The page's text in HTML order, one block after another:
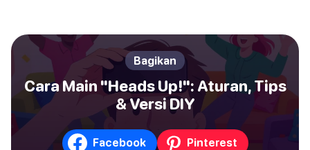
Bagikan
Cara Main "Heads Up!": Aturan, Tips
& Versi DIY
Facebook Pinterest